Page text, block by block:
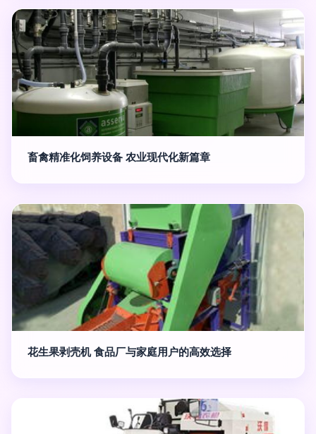
畜禽精准化饲养设备 农业现代化新篇章
花生果剥壳机 食品厂与家庭用户的高效选择